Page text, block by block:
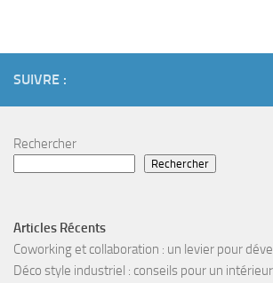
SUIVRE :
Rechercher
Rechercher
Articles Récents
Coworking et collaboration : un levier pour
Déco style industriel : conseils pour un